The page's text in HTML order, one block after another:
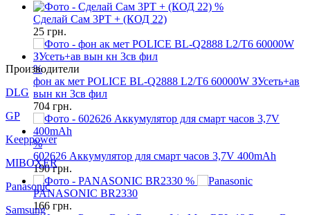
%
Сделай Сам 3PT + (КОД 22)
25 грн.
%
фон ак мет POLICE BL-Q2888 L2/T6 60000W ЗУсеть+ав
вын кн 3св фил
704 грн.
%
602626 Аккумулятор для смарт часов 3,7V 400mAh
190грн.
%
PANASONIC BR2330
166 грн.
Производители
DLG
GP
Keeppower
MIBOXER
Panasonic
Samsung
Sanyo